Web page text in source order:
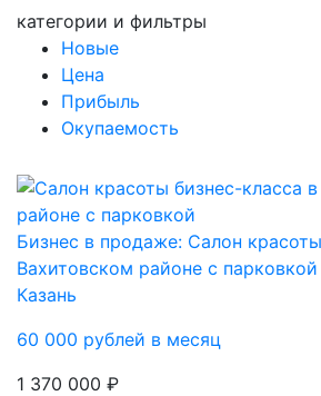
категории и фильтры
Новые
Цена
Прибыль
Окупаемость
Бизнес в продаже: Салон
Вахитовском районе с парковкой
Казань
60 000 рублей в месяц
1 370 000 ₽